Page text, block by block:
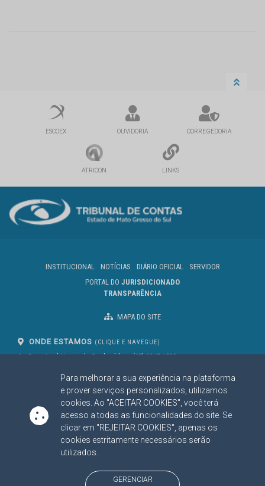
Para melhorar a sua experiência na plataforma
e prover serviços personalizados, utilizamos
cookies. Ao "ACEITAR COOKIES", você terá
acesso a todas as funcionalidades do site. Se
clicar em "REJEITAR COOKIES", apenas os
cookies estritamente necessários serão
utilizados.
GERENCIAR
ESCOEX OUVIDORIA CORREGEDORIA
ATRICON LINKS
INSTITUCIONAL NOTÍCIAS DIÁRIO OFICIAL
SERVIDOR
PORTAL DO JURISDICIONADO
TRANSPARÊNCIA
MAPA DO SITE
ONDE ESTAMOS (CLIQUE E NAVEGUE)
Av. Des. José Nunes da Cunha, bloco
Campo Grande/MS
CEP: 79031-310
(67) 3317-1500
SIGA NOSSAS REDES SOCIAIS
Linked InYoutube
Facebook
X
BAIXE NOSSO APLICATIVO